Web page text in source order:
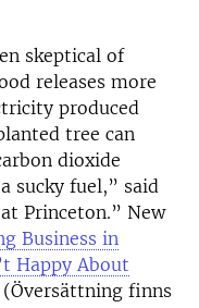
skeptical of
releases more
produced
tree can
dioxide
sucky fuel,” said
Princeton.” New
Business in
Happy About
finns